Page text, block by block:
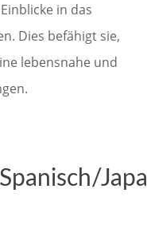
in das
Dies befähigt sie,
lebensnahe und